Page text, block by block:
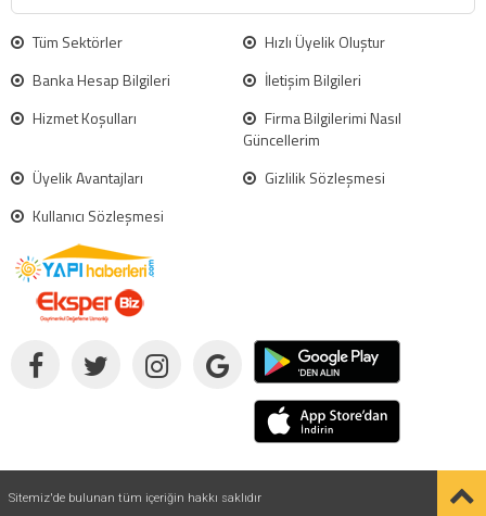
Tüm Sektörler
Hızlı Üyelik Oluştur
Banka Hesap Bilgileri
İletişim Bilgileri
Hizmet Koşulları
Firma Bilgilerimi Nasıl
Güncellerim
Üyelik Avantajları
Gizlilik Sözleşmesi
Kullanıcı Sözleşmesi
Sitemiz'de bulunan tüm içeriğin hakkı saklıdır